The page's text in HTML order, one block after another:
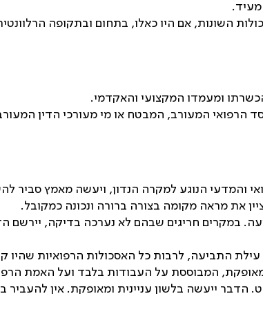
מעיד.
השונות, אם היו כאלו, בתחום ובתקופה
ומעמדו המקצועי והאקדמי.
הרפואי המעורב, המבטח או מי מעורכי הדין
והמדעי הנוגע למקרה הנדון, ויעשה מאמץ סביר
את מראה מקומה בצורה ברורה ונכונה כמקובל.
במקרים חריגים שבהם לא נערכה בדיקה,
התביעה, לרבות כל האסכולות הרפואיות שהיו
המבוססת על העבודות בלבד ועל האמת
ייעשה בלשון עניינית ומאופקת. אין להעביר